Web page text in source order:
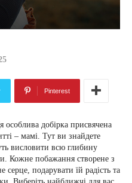
Pinterest
особлива добірка присвячена
– мамі. Тут ви знайдете
висловити всю глибину
Кожне побажання створене з
подарувати їй радість та